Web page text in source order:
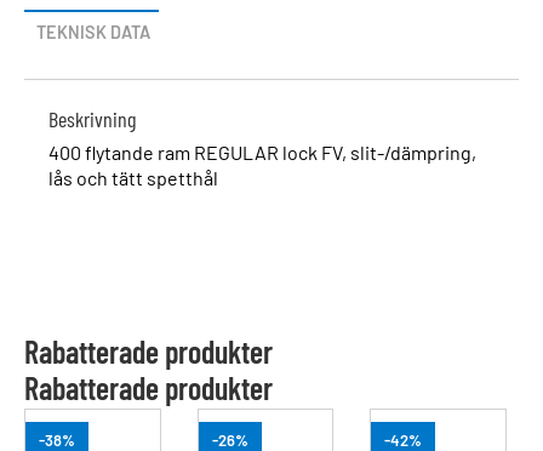
TEKNISK DATA
Beskrivning
400 flytande ram REGULAR lock FV, slit-/dämpring,
lås och tätt spetthål
Rabatterade produkter
Rabatterade produkter
-38% -26% -42%